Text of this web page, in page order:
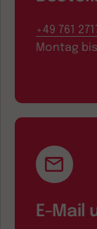
+49 761
Montag
E-Mail